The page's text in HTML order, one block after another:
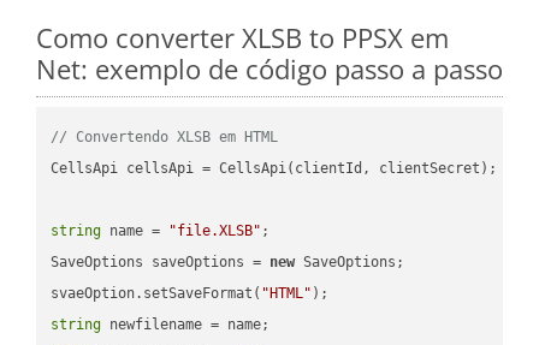
Como converter XLSB to PPSX em
Net: exemplo de código passo a passo
// Convertendo XLSB em HTML
CellsApi cellsApi = CellsApi(clientId, clientSecret);
string name = "file.XLSB" ;
SaveOptions saveOptions = new SaveOptions;
svaeOption.setSaveFormat( "HTML"
string